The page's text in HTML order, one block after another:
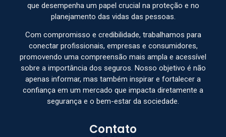
que desempenha um papel crucial na proteção e no
planejamento das vidas das pessoas.
Com compromisso e credibilidade, trabalhamos para
conectar profissionais, empresas e consumidores,
promovendo uma compreensão mais ampla e acessível
sobre a importância dos seguros. Nosso objetivo é não
apenas informar, mas também inspirar e fortalecer a
confiança em um mercado que impacta diretamente a
segurança e o bem-estar da sociedade.
Contato